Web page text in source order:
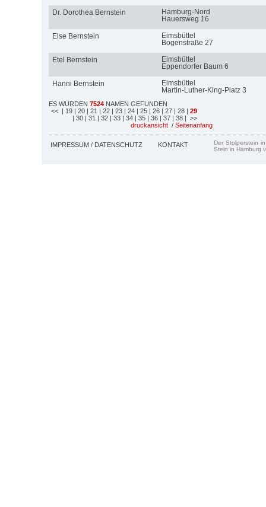
Dr. Dorothea Bernstein
Hamburg-Nord
Hauersweg 16
Else Bernstein
Eimsbüttel
Bogenstraße 27
Etel Bernstein
Eimsbüttel
Eppendorfer Baum 6
Hanni Bernstein
Eimsbüttel
Martin-Luther-King-Platz 3
ES WURDEN 7524 NAMEN GEFUNDEN
<< | 19 | 20 | 21 | 22 | 23 | 24 | 25 | 26 | 27 | 28 | 29
| 30 | 31 | 32 | 33 | 34 | 35 | 36 | 37 | 38 | >>
druckansicht / Seitenanfang
IMPRESSUM / DATENSCHUTZ KONTAKT
Der Stolperstein
Stein in Hamburg